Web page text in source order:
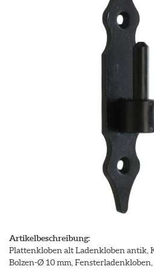
Artikelbeschreibung:
Plattenkloben alt Ladenkloben antik,
Bolzen-Ø 10 mm,